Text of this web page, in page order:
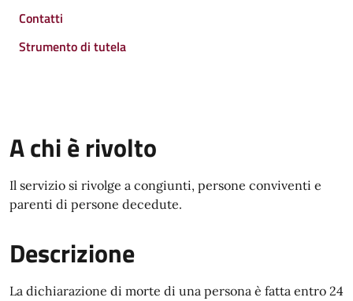
Contatti
Strumento di tutela
A chi è rivolto
Il servizio si rivolge a congiunti, persone conviventi e
parenti di persone decedute.
Descrizione
La dichiarazione di morte di una persona è fatta entro 24